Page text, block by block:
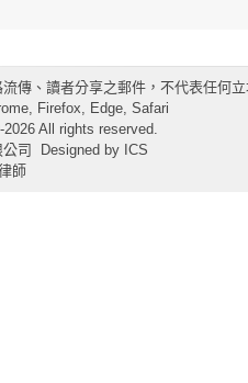
傳、讀者分享之郵件，不代表任何
Firefox, Edge, Safari
All rights reserved.
司
Designed by ICS
師